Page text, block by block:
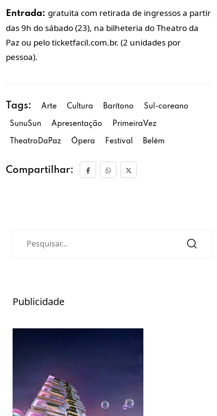
Entrada: gratuita com retirada de ingressos a partir
das 9h do sábado (23), na bilheteria do Theatro da
Paz ou pelo ticketfacil.com.br. (2 unidades por
pessoa).
Tags: Arte Cultura Barítono Sul-coreano
SunuSun Apresentação PrimeiraVez
TheatroDaPaz Ópera Festival Belém
Compartilhar:
Publicidade